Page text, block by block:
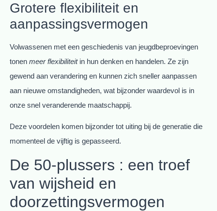
Grotere flexibiliteit en
aanpassingsvermogen
Volwassenen met een geschiedenis van jeugdbeproevingen
tonen meer flexibiliteitin hun denken en handelen. Ze zijn
gewend aan verandering en kunnen zich sneller aanpassen
aan nieuwe omstandigheden, wat bijzonder waardevol is in
onze snel veranderende maatschappij.
Deze voordelen komen bijzonder tot uiting bij de generatie die
momenteel de vijftig is gepasseerd.
De 50-plussers : een troef
van wijsheid en
doorzettingsvermogen